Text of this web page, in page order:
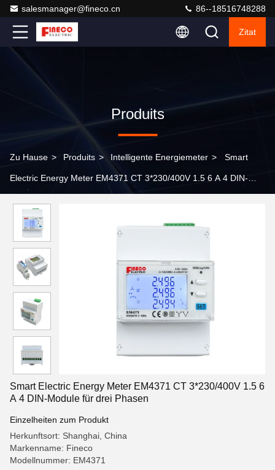
salesmanager@fineco.cn 86--18516748288
Zitat
Produits
Zu Hause > Produits > Intelligente Energiemeter > Smart
Electric Energy Meter EM4371 CT 3*230/400V 1.5 6 A 4 DIN-
Smart Electric Energy Meter EM4371 CT 3*230/400V 1.5 6
A 4 DIN-Module für drei Phasen
Einzelheiten zum Produkt
Herkunftsort: Shanghai, China
Markenname: Fineco
Modellnummer: EM4371